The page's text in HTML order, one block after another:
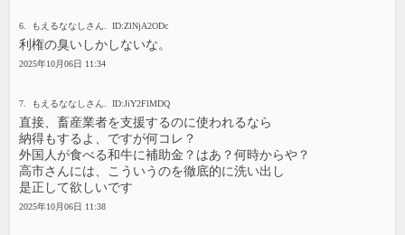
6. もえるななしさん. ID:ZlNjA2ODc
利権の臭いしかしないな。
2025年10月06日 11:34
7. もえるななしさん. ID:JiY2FlMDQ
直接、畜産業者を支援するのに使われるなら
納得もするよ、ですが何コレ？
外国人が食べる和牛に補助金？はあ？何時からや？
高市さんには、こういうのを徹底的に洗い出し
是正して欲しいです
2025年10月06日 11:38